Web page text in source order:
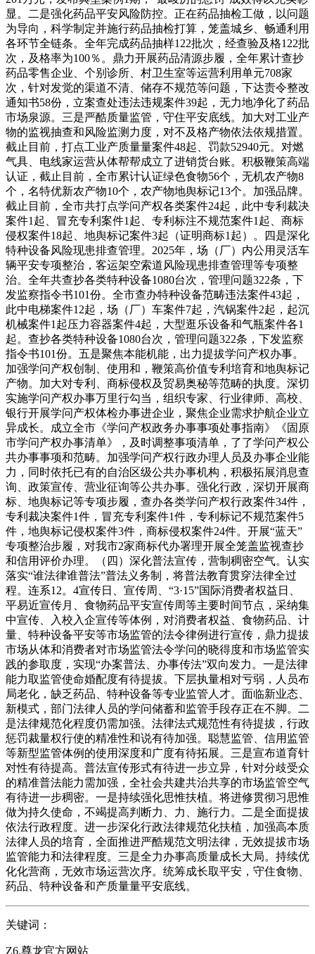
显。二是强化药品平安风险防控。正在药品抽检工做，以问题
为导向，科学制定并施行药品抽检打算，笼盖城乡、畅通利用
各环节全链条。全年完成药品抽样122批次，经查验及格122批
次，及格率为100％。鼎力开展药品清源步履，全年累计查抄
药品零售企业、个别诊所、村卫生室等运营利用单元708家
次，针对发觉的渠道不清、储存不规范等问题，下达责令整改
通知书58份，立案查处违法违规案件39起，无力地净化了药品
市场泉源。三是严酷质量监管，守住平安底线。加大对工业产
物的监视抽查和风险监测力度，对不及格产物依法依规措置。
截止目前，打点工业产质量量案件48起、罚款52940元。对燃
气具、电线家运营从体帮帮成立了进销货台账。积极鞭策高端
认证，截止目前，全市累计认证绿色食物56个，无机农产物8
个，名特优新农产物10个，农产物地舆标记13个。加强品牌。
截止目前，全市共打点学问产权各类案件24起，此中专利裁决
案件1起、冒充专利案件1起、专利标注不规范案件1起、商标
侵权案件18起、地舆标记案件3起（证明商标1起）。四是深化
特种设备风险现患排查管理。2025年，场（厂）内公用灵活车
辆平安专项整治，客运架空索道风险现患排查管理等专项整
治。全年共查抄各类特种设备1080台次，管理问题322条，下
发监察指令书101份。全市查办特种设备范畴违法案件43起，
此中电梯案件12起，场（厂）车案件7起，汽锅案件2起，起沉
机械案件1起压力容器案件4起，大型逛乐设备和气瓶案件各1
起。查抄各类特种设备1080台次，管理问题322条，下发监察
指令书101份。五是聚焦本能机能，出力提拔学问产权办事。
加强学问产权创制、使用和，鞭策高价值专利培育和地舆标记
产物。加大对专利、商标侵权及贸易奥秘等范畴的执度。深切
实施学问产权办事万里行勾当，组织专家、行业律师、高校、
银行开展学问产权体检办事进企业，聚焦企业需求护航企业立
异成长。成立全市《学问产权政务办事事项处事指南》《固原
市学问产权办事清单》，及时调整事项清单，了了学问产权公
共办事事项和范畴。加强学问产权行政办理人员及办事企业能
力，同时依托已有的自治区级公共办事机构，积极拓展消息查
询、政策宣传、营业征询等公共办事。强化行政，深切开展商
标、地舆标记等专项步履，查办各类学问产权行政案件34件，
专利裁决案件1件，冒充专利案件1件，专利标记不规范案件5
件，地舆标记侵权案件3件，商标侵权案件24件。开展“蓝天”
专项整治步履，对我市2家商标代办署理开展全笼盖监视查抄
和信用评价办理。（四）深化普法宣传，营制稠密空气。认实
落实“谁法律谁普法”普法义务制，将普法教育贯穿法律全过
程。连系12。4宣传日、宣传周、“3·15”国际消费者权益日、
平易近宣传月、食物药品平安宣传周等主要时间节点，采纳集
中宣传、入校入企宣传等体例，对消费者权益、食物药品、计
量、特种设备平安等市场监管的法令律例进行宣传，鼎力提拔
市场从体和消费者对市场监管法令学问的晓得度和市场监管实
践的参取度，实现“办案普法、办事传法”双向发力。一是法律
能力取监管使命婚配度有待提拔。下层执量相对亏弱，人员布
局老化，缺乏药品、特种设备等专业监管人才。面临新业态、
新模式，部门法律人员的学问储蓄和监管手段存正在不脚。二
是法律规范化程度仍需加强。法律法式规范性有待提拔，行政
惩罚裁量权行使的精准性和说有待加强。聪慧监管、信用监管
等新型监管体例的使用深度和广度有待拓展。三是宣布道育针
对性有待提高。普法宣传形式有待进一步立异，针对分歧受众
的精准普法能力需加强，全社会共建共治共享的市场监管空气
有待进一步稠密。一是持续强化思惟扶植。将进修贯彻习思惟
做为持久使命，不竭提高判断力、力、施行力。二是全面提拔
依法行政程度。进一步深化行政法律规范化扶植，加强高本质
法律人员的培育，全面推进严酷规范文明法律，无效提拔市场
监管能力和法律程度。三是全力办事高质量成长大局。持续优
化化营商，无效市场运营次序。统筹成长取平安，守住食物、
药品、特种设备和产质量量平安底线。
关键词：
Z6.尊龙官方网站